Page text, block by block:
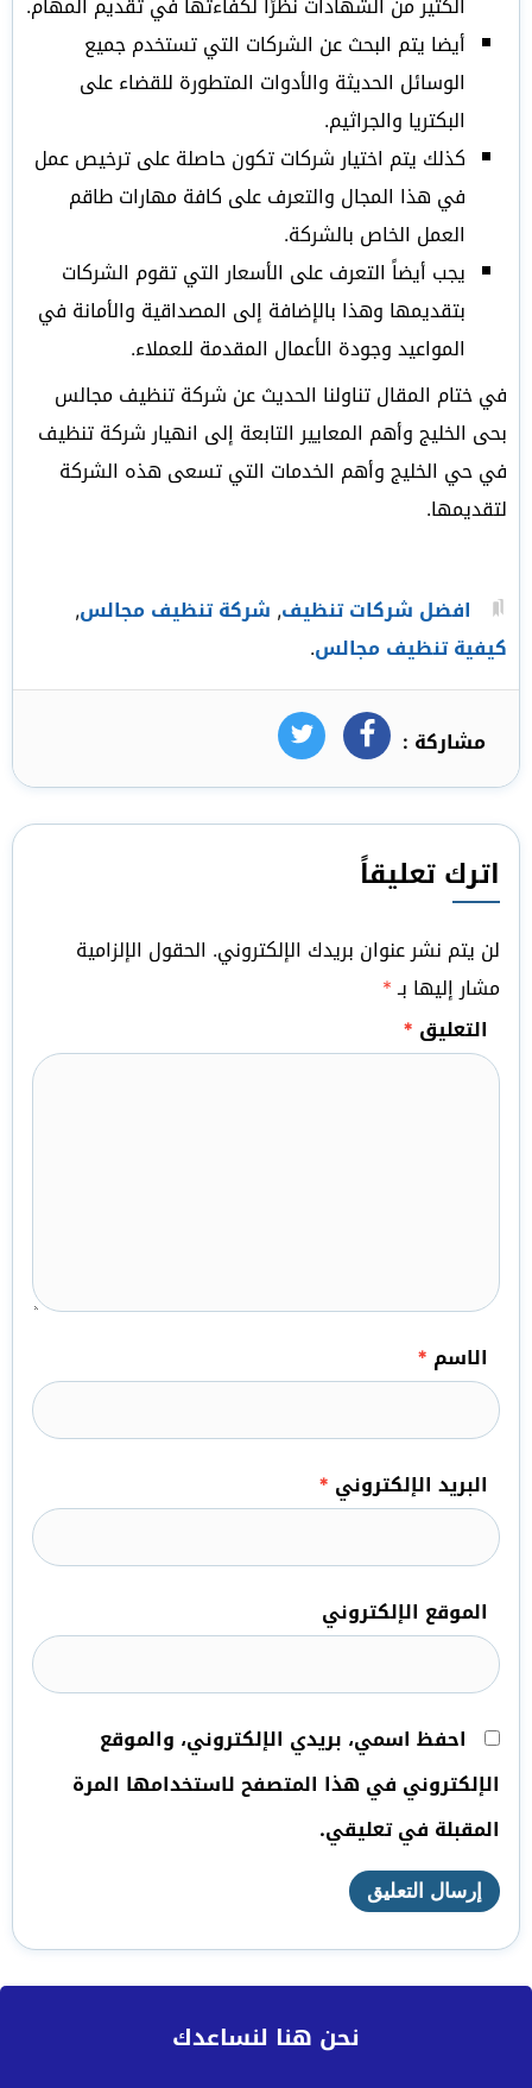
أيضا يتم البحث عن الشركات التي تستخدم جميع
الوسائل الحديثة والأدوات المتطورة للقضاء على
البكتريا والجراثيم.
كذلك يتم اختيار شركات تكون حاصلة على ترخيص عمل
في هذا المجال والتعرف على كافة مهارات طاقم
العمل الخاص بالشركة.
يجب أيضاً التعرف على الأسعار التي تقوم الشركات
بتقديمها وهذا بالإضافة إلى المصداقية والأمانة في
المواعيد وجودة الأعمال المقدمة للعملاء.
في ختام المقال تناولنا الحديث عن شركة تنظيف مجالس
بحى الخليج وأهم المعايير التابعة إلى انهيار شركة تنظيف
في حي الخليج وأهم الخدمات التي تسعى هذه الشركة
لتقديمها.
افضل شركات تنظيف, شركة تنظيف مجالس,
كيفية تنظيف مجالس.
مشاركة : فيسبوكتويتر
اترك تعليقاً
لن يتم نشر عنوان بريدك الإلكتروني. الحقول الإلزامية
مشار إليها بـ*
التعليق *
الاسم *
البريد الإلكتروني *
الموقع الإلكتروني
احفظ اسمي، بريدي الإلكتروني، والموقع
الإلكتروني في هذا المتصفح لاستخدامها المرة
المقبلة في تعليقي.
نحن هنا لنساعدك